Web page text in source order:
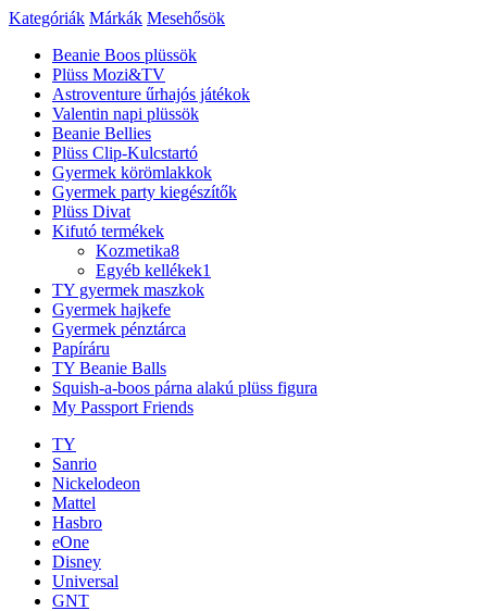
Kategóriák Márkák Mesehősök
Beanie Boos plüssök
Plüss Mozi&TV
Astroventure űrhajós játékok
Valentin napi plüssök
Beanie Bellies
Plüss Clip-Kulcstartó
Gyermek körömlakkok
Gyermek party kiegészítők
Plüss Divat
Kifutó termékek
Kozmetika8
Egyéb kellékek1
TY gyermek maszkok
Gyermek hajkefe
Gyermek pénztárca
Papíráru
TY Beanie Balls
Squish-a-boos párna alakú plüss figura
My Passport Friends
TY
Sanrio
Nickelodeon
Mattel
Hasbro
eOne
Disney
Universal
GNT